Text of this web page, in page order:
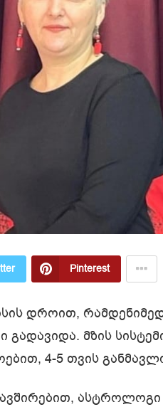
Pinterest
დროით,
მზის
4-5 თვის